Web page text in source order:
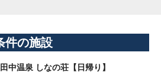
件の施設
中温泉 しなの荘【日帰り】